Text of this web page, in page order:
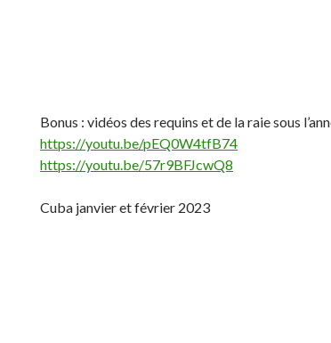
Bonus : vidéos des requins et de la raie sous
https://youtu.be/pEQ0W4tfB74
https://youtu.be/57r9BFJcwQ8
Cuba janvier et février 2023